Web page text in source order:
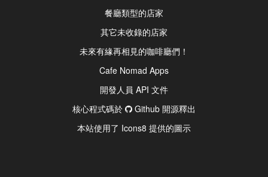
餐廳類型的店家
其它未收錄的店家
未來有緣再相見的咖啡廳們！
Cafe Nomad Apps
開發人員 API 文件
核心程式碼於
Github 開源釋出
本站使用了 Icons8 提供的圖示